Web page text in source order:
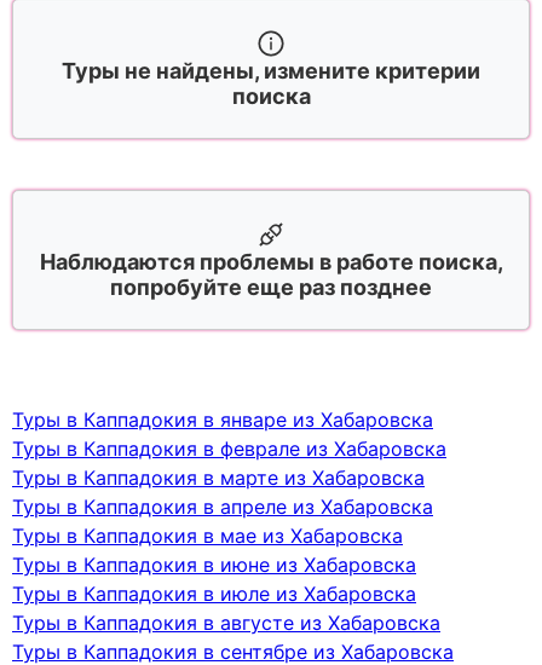
Туры не найдены, измените критерии
поиска
Наблюдаются проблемы в работе поиска,
попробуйте еще раз позднее
Туры в Каппадокия в январе из Хабаровска
Туры в Каппадокия в феврале из Хабаровска
Туры в Каппадокия в марте из Хабаровска
Туры в Каппадокия в апреле из Хабаровска
Туры в Каппадокия в мае из Хабаровска
Туры в Каппадокия в июне из Хабаровска
Туры в Каппадокия в июле из Хабаровска
Туры в Каппадокия в августе из Хабаровска
Туры в Каппадокия в сентябре из Хабаровска